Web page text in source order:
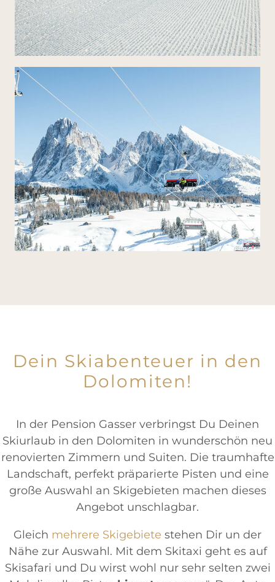
Dein Skiabenteuer in den
Dolomiten!
In der Pension Gasser verbringst Du Deinen
Skiurlaub in den Dolomiten in wunderschön neu
renovierten Zimmern und Suiten. Die traumhafte
Landschaft, perfekt präparierte Pisten und eine
große Auswahl an Skigebieten machen dieses
Angebot unschlagbar.
Gleich mehrere Skigebiete stehen Dir un der
Nähe zur Auswahl. Mit dem Skitaxi geht es auf
Skisafari und Du wirst wohl nur sehr selten zwei